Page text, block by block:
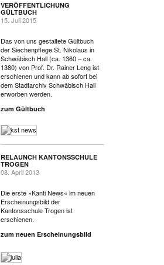
VERÖFFENTLICHUNG
GÜLTBUCH
15. Juli 2015
Das von uns gestaltete Gültbuch
der Siechenpflege St. Nikolaus in
Schwäbisch Hall (ca. 1360 – ca.
1380) von Prof. Dr. Rainer Leng ist
erschienen und kann ab sofort bei
dem Stadtarchiv Schwäbisch Hall
erworben werden.
zum Gültbuch
RELAUNCH KANTONSSCHULE
TROGEN
08. April 2013
Die erste »Kanti News« im neuen
Erscheinungsbild der
Kantonsschule Trogen ist
erschienen.
zum neuen Erscheinungsbild